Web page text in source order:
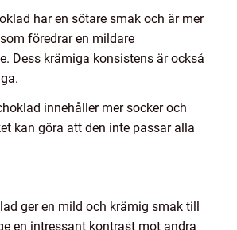
har en sötare smak och är mer
föredrar en mildare
Dess krämiga konsistens är också
innehåller mer socker och
kan göra att den inte passar alla
ger en mild och krämig smak till
en intressant kontrast mot andra